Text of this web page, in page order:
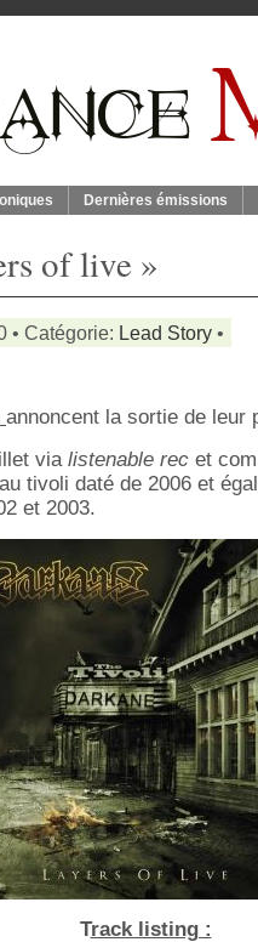
Dernières émissions
of live »
• Catégorie: Lead Story •
annoncent la sortie de leur
via listenable rec et
tivoli daté de 2006 et
et 2003.
Track listing :